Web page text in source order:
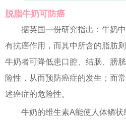
脱脂牛奶可防癌
据英国一份研究指出：牛奶
有抗癌作用，而其中所含的脂肪
牛奶者可降低患口腔、结肠、膀
险性，从而预防癌症的发生；而
述癌症的危险性。
牛奶的维生素A能使人体鳞状